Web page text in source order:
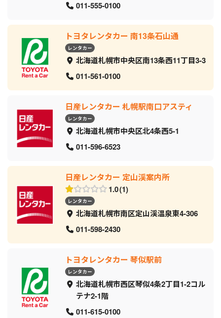
011-555-0100
トヨタレンタカー 南13条石山通
レンタカー
北海道札幌市中央区南13条西11丁目3-3
011-561-0100
日産レンタカー 札幌駅南口アスティ
レンタカー
北海道札幌市中央区北4条西5-1
011-596-6523
日産レンタカー 定山渓案内所
1.0 1
レンタカー
北海道札幌市南区定山渓温泉東4-306
011-598-2430
トヨタレンタカー 琴似駅前
レンタカー
北海道札幌市西区琴似4条2丁目1-2コル
テナ2-1階
011-615-0100